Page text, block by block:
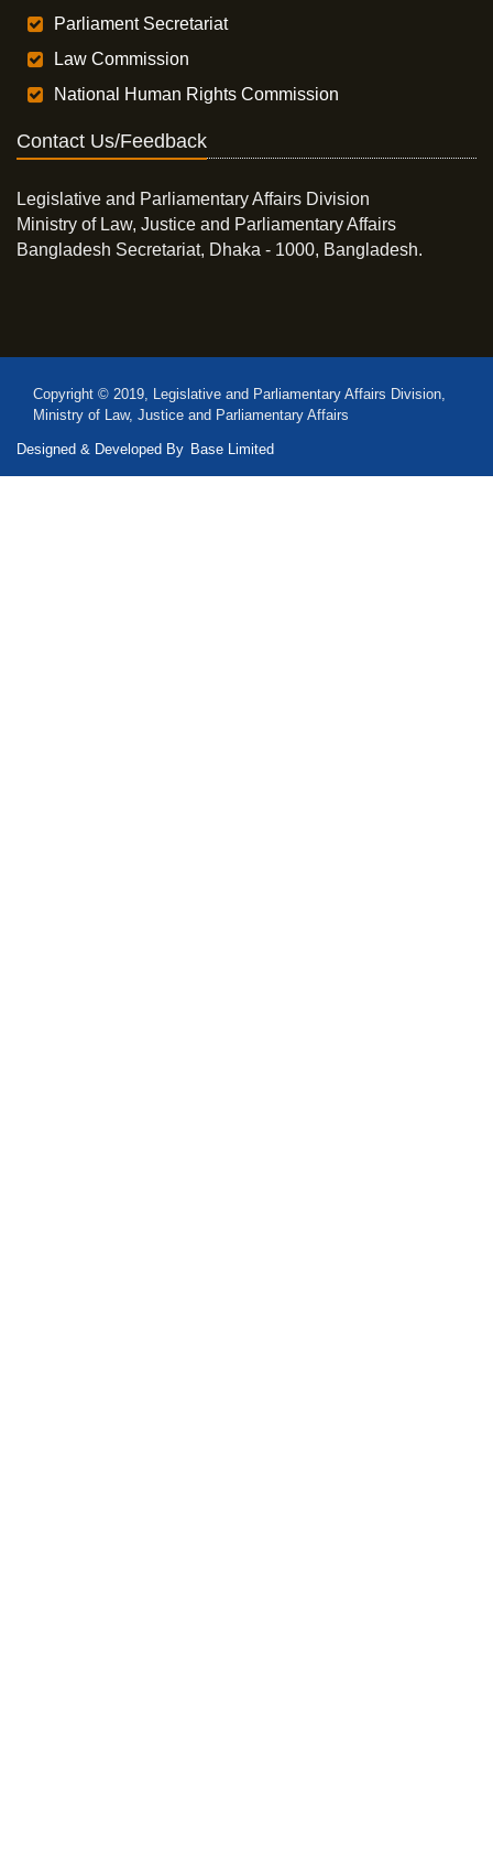
Parliament Secretariat
Law Commission
National Human Rights Commission
Contact Us/Feedback
Legislative and Parliamentary Affairs Division
Ministry of Law, Justice and Parliamentary Affairs
Bangladesh Secretariat, Dhaka - 1000, Bangladesh.
Copyright © 2019, Legislative and Parliamentary Affairs Division,
Ministry of Law, Justice and Parliamentary Affairs
Designed & Developed By Base Limited